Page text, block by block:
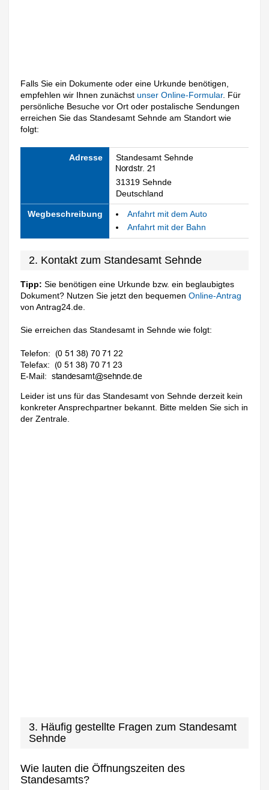
Falls Sie ein Dokumente oder eine Urkunde benötigen,
empfehlen wir Ihnen zunächstunser Online-Formular. Für
persönliche Besuche vor Ort oder postalische Sendungen
erreichen Sie das Standesamt Sehnde am Standort wie
folgt:
Adresse Standesamt Sehnde
31319 Sehnde
Deutschland
Wegbeschreibung
Anfahrt mit dem Auto
Anfahrt mit der Bahn
2. Kontakt zum Standesamt Sehnde
Tipp: Sie benötigen eine Urkunde bzw. ein beglaubigtes
Dokument? Nutzen Sie jetzt den bequemenOnline-Antrag
von Antrag24.de.
Sie erreichen das Standesamt in Sehnde wie folgt:
Telefon:
Telefax:
E-Mail:
Leider ist uns für das Standesamt von Sehnde derzeit kein
konkreter Ansprechpartner bekannt. Bitte melden Sie sich in
der Zentrale.
3. Häufig gestellte Fragen zum Standesamt
Sehnde
Wie lauten die Öffnungszeiten des
Standesamts?